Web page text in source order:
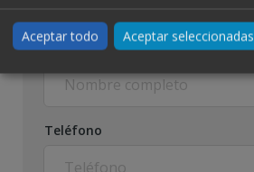
Nombre completo
Teléfono
Aceptar todo Aceptar seleccionadas